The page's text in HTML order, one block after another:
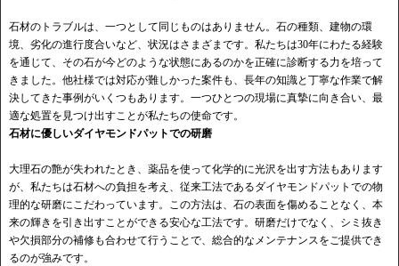
石材のトラブルは、一つとして同じものはありません。石の種類、建物の環
境、劣化の進行度合いなど、状況はさまざまです。私たちは30年にわたる経験
を通じて、その石が今どのような状態にあるのかを正確に診断する力を培って
きました。他社様では対応が難しかった案件も、長年の知識と丁寧な作業で解
決してきた事例がいくつもあります。一つひとつの現場に真摯に向き合い、最
適な処置を見つけ出すことが私たちの使命です。
石材に優しいダイヤモンドパットでの研磨
大理石の艶が失われたとき、薬品を使って化学的に光沢を出す方法もあります
が、私たちは石材への負担を考え、従来工法であるダイヤモンドパットでの物
理的な研磨にこだわっています。この方法は、石の表面を傷めることなく、本
来の輝きを引き出すことができる安心な工法です。研磨だけでなく、シミ抜き
や欠損部分の補修も合わせて行うことで、総合的なメンテナンスをご提供でき
るのが強みです。